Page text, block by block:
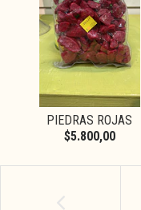
PIEDRAS ROJAS
$5.800,00